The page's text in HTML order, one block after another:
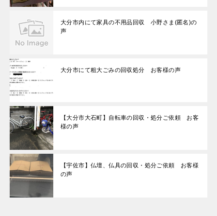
大分市内にて家具の不用品回収 小野さま(匿名)の
声
大分市にて粗大ごみの回収処分 お客様の声
【大分市大石町】自転車の回収・処分ご依頼 お客
様の声
【宇佐市】仏壇、仏具の回収・処分ご依頼 お客様
の声